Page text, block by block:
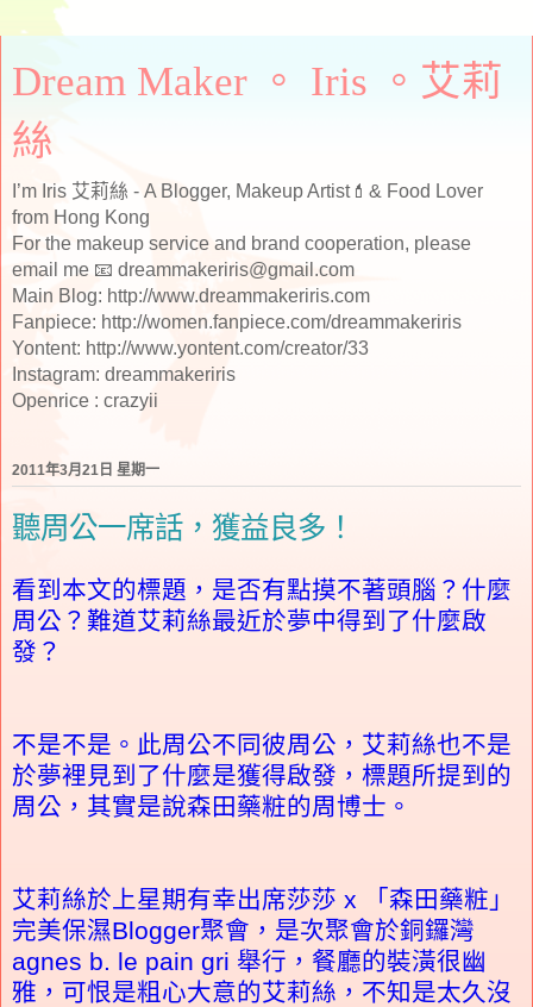
Dream Maker 。 Iris 。艾莉
絲
I’m Iris 艾莉絲 - A Blogger, Makeup Artist💄& Food Lover
from Hong Kong
For the makeup service and brand cooperation, please
email me 📧 dreammakeriris@gmail.com
Main Blog: http://www.dreammakeriris.com
Fanpiece: http://women.fanpiece.com/dreammakeriris
Yontent: http://www.yontent.com/creator/33
Instagram: dreammakeriris
Openrice : crazyii
2011年3月21日 星期一
聽周公一席話，獲益良多！
看到本文的標題，是否有點摸不著頭腦？什麼
周公？難道艾莉絲最近於夢中得到了什麼啟
發？
不是不是。此周公不同彼周公，艾莉絲也不是
於夢裡見到了什麼是獲得啟發，標題所提到的
周公，其實是說森田藥粧的周博士。
艾莉絲於上星期有幸出席莎莎 x 「森田藥粧」
完美保濕Blogger聚會，是次聚會於銅鑼灣
agnes b. le pain gri 舉行，餐廳的裝潢很幽
雅，可恨是粗心大意的艾莉絲，不知是太久沒